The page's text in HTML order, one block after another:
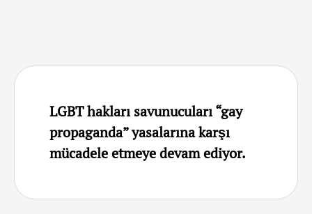
LGBT hakları savunucuları “gay
propaganda” yasalarına karşı
mücadele etmeye devam ediyor.